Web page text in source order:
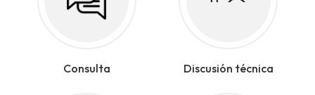
Consulta Discusión técnica